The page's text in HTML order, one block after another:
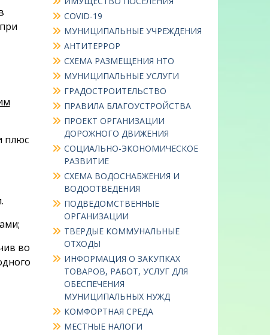
плюс
во
COVID-19
МУНИЦИПАЛЬНЫЕ УЧРЕЖДЕНИЯ
АНТИТЕРРОР
СХЕМА РАЗМЕЩЕНИЯ НТО
МУНИЦИПАЛЬНЫЕ УСЛУГИ
ГРАДОСТРОИТЕЛЬСТВО
ПРАВИЛА БЛАГОУСТРОЙСТВА
ПРОЕКТ ОРГАНИЗАЦИИ
ДОРОЖНОГО ДВИЖЕНИЯ
СОЦИАЛЬНО-ЭКОНОМИЧЕСКОЕ
РАЗВИТИЕ
СХЕМА ВОДОСНАБЖЕНИЯ И
ВОДООТВЕДЕНИЯ
ПОДВЕДОМСТВЕННЫЕ
ОРГАНИЗАЦИИ
ТВЕРДЫЕ КОММУНАЛЬНЫЕ
ОТХОДЫ
ИНФОРМАЦИЯ О ЗАКУПКАХ
ТОВАРОВ, РАБОТ, УСЛУГ ДЛЯ
ОБЕСПЕЧЕНИЯ
МУНИЦИПАЛЬНЫХ НУЖД
КОМФОРТНАЯ СРЕДА
МЕСТНЫЕ НАЛОГИ